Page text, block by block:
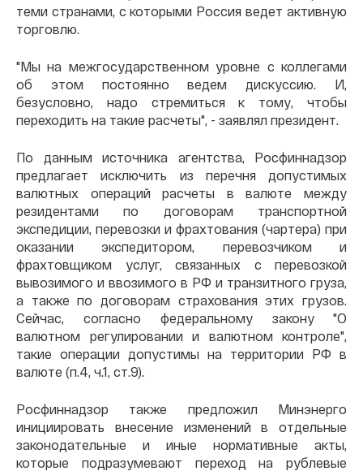
теми странами, с которыми Россия ведет активную
торговлю.
"Мы на межгосударственном уровне с коллегами
об этом постоянно ведем дискуссию. И,
безусловно, надо стремиться к тому, чтобы
переходить на такие расчеты", - заявлял президент.
По данным источника агентства, Росфиннадзор
предлагает исключить из перечня допустимых
валютных операций расчеты в валюте между
резидентами по договорам транспортной
экспедиции, перевозки и фрахтования (чартера) при
оказании экспедитором, перевозчиком и
фрахтовщиком услуг, связанных с перевозкой
вывозимого и ввозимого в РФ и транзитного груза,
а также по договорам страхования этих грузов.
Сейчас, согласно федеральному закону "О
валютном регулировании и валютном контроле",
такие операции допустимы на территории РФ в
валюте (п.4, ч.1, ст.9).
Росфиннадзор также предложил Минэнерго
инициировать внесение изменений в отдельные
законодательные и иные нормативные акты,
которые подразумевают переход на рублевые